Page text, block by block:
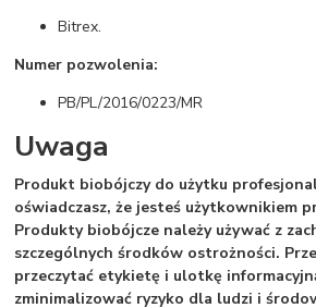
Bitrex.
Numer pozwolenia:
PB/PL/2016/0223/MR
Uwaga
Produkt biobójczy do użytku
oświadczasz, że jesteś użytkownikiem
Produkty biobójcze należy używać z
szczególnych środków ostrożności.
przeczytać etykietę i ulotkę
zminimalizować ryzyko dla ludzi i